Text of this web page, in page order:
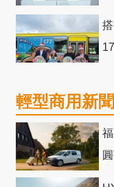
輕型商用新聞